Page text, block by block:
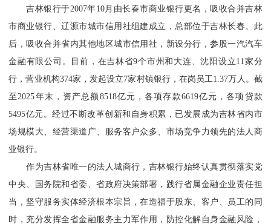
吉林银行于2007年10月由长春市商业银行更名，吸收合并吉林
市商业银行、辽源市城市信用社组建成立，总部位于吉林长春。此
后，吸收合并省内其他地区城市信用社，新设分行，参股一汽汽车
金融有限公司。目前，在吉林省9个市州和大连、沈阳设立11家分
行，营业机构374家，发起设立7家村镇银行，在岗员工1.37万人。截
至2025年末，资产总额8518亿元，各项存款6619亿元，各项贷款
5495亿元。经过不断改革创新和自身积累，已发展成为吉林省内市
场规模大、经营渠道广、服务客户众多、市场竞争力领先的法人商
业银行。
作为吉林省唯一的法人城商行，吉林银行始终认真贯彻落实党
中央、国务院和省委、省政府决策部署，践行省属金融企业责任担
当，坚守服务实体经济根本宗旨，在造福于股东、客户、员工的同
时，充分发挥全省金融服务主力军作用，防控化解自身金融风险，